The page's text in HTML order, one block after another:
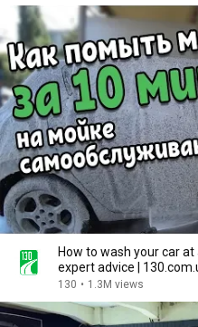
How to wash your car
expert advice |
130 • 1.3M views